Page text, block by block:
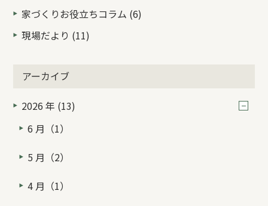
家づくりお役立ちコラム (6)
現場だより (11)
アーカイブ
2026 年 (13)
6 月（1）
5 月（2）
4 月（1）